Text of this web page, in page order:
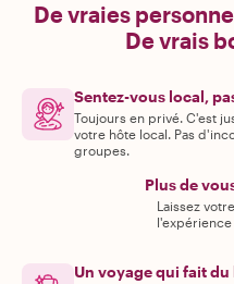
De vraies
De vrais
Sentez-vous local,
Toujours en privé. C'est
votre hôte local. Pas
groupes.
Plus de
Laissez
l'expérience
Un voyage qui fait du